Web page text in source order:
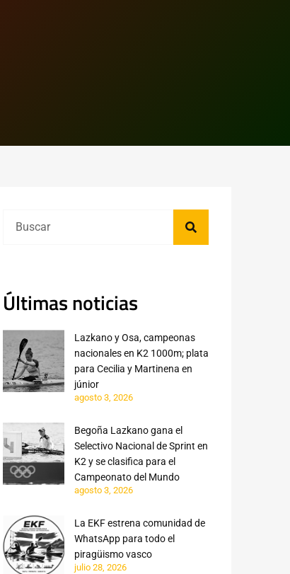
Últimas noticias
Lazkano y Osa, campeonas
nacionales en K2 1000m; plata
para Cecilia y Martinena en
júnior
agosto 3, 2026
Begoña Lazkano gana el
Selectivo Nacional de Sprint en
K2 y se clasifica para el
Campeonato del Mundo
agosto 3, 2026
La EKF estrena comunidad de
WhatsApp para todo el
piragüismo vasco
julio 28, 2026